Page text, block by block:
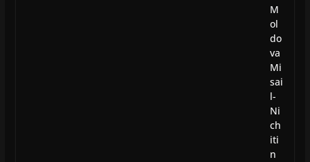
M
ol
do
va
Mi
sai
l-
Ni
ch
iti
n